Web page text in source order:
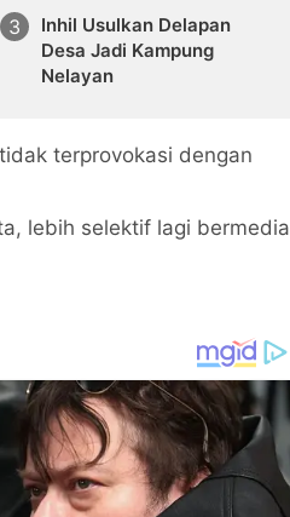
Inhil Usulkan Delapan
Desa Jadi Kampung
Nelayan
terprovokasi dengan
lebih selektif lagi bermedia